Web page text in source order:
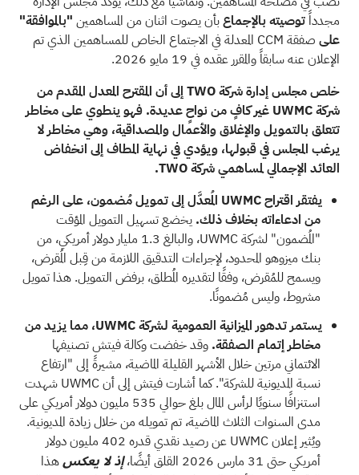
مجدداًتوصيته بالإجماعبأن يصوت اثنان من المساهمين "بالموافقة"
على
صفقة CCM المعدلة في الاجتماع الخاص للمساهمين الذي تم
الإعلان عنه سابقاً والمقرر عقده في 19 مايو 2026.
خلص مجلس إدارة شركة TWO إلى أن المقترح المعدل المقدم من
شركة UWMC غير كافٍ من نواحٍ عديدة. فهو ينطوي على مخاطر
تتعلق بالتمويل والإغلاق والأعمال والمصداقية، وهي مخاطر لا
يرغب المجلس في قبولها، ويؤدي في نهاية المطاف إلى انخفاض
العائد الإجمالي لمساهمي شركة TWO.
يفتقر اقتراح UWMC المُعدَّل إلى تمويل مُضمون، على الرغم
من ادعاءاته بخلاف ذلك. يخضع تسهيل التمويل المؤقت
"المُضمون" لشركة UWMC، والبالغ 1.3 مليار دولار أمريكي، من
بنك ميزوهو المحدود، لإجراءات التدقيق اللازمة من قِبل المُقرض،
ويسمح للمُقرض، وفقًا لتقديره المُطلق، برفض التمويل. هذا تمويل
مشروط، وليس مُضمونًا.
يستمر تدهور الميزانية العمومية لشركة UWMC، مما يزيد من
مخاطر إتمام الصفقة. وقد خفضت وكالة فيتش تصنيفها
الائتماني مرتين خلال الأشهر القليلة الماضية، مشيرةً إلى "ارتفاع
نسبة المديونية للشركة". كما أشارت فيتش إلى أن UWMC شهدت
استنزافًا سنويًا لرأس المال بلغ حوالي 535 مليون دولار أمريكي على
مدى السنوات الثلاث الماضية، تم تمويله من خلال زيادة المديونية.
ويُثير إعلان UWMC عن رصيد نقدي قدره 402 مليون دولار
أمريكي حتى 31 مارس 2026 القلق أيضًا،
إذ لا يعكسهذا